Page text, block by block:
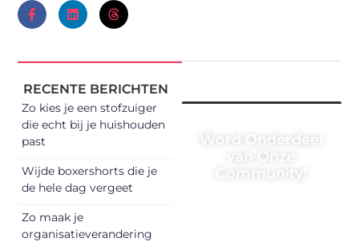
RECENTE BERICHTEN
Zo kies je een stofzuiger
die echt bij je huishouden
past
Wijde boxershorts die je
de hele dag vergeet
Zo maak je
organisatieverandering
Word Onderdeel
van Onze
Community!